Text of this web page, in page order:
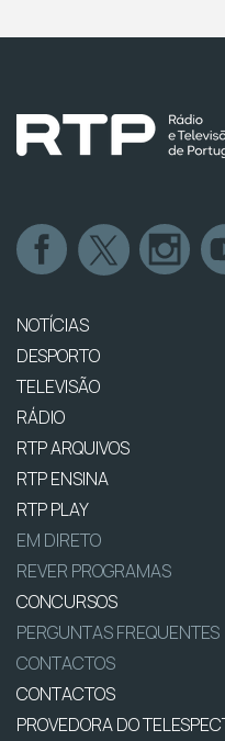
NOTÍCIAS
DESPORTO
TELEVISÃO
RÁDIO
RTP ARQUIVOS
RTP ENSINA
RTP PLAY
EM DIRETO
REVER PROGRAMAS
CONCURSOS
PERGUNTAS FREQUENTES
CONTACTOS
CONTACTOS
PROVEDORA DO